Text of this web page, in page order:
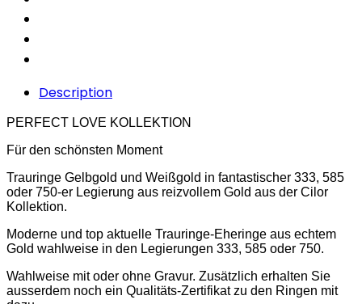
Description
PERFECT LOVE KOLLEKTION
Für den schönsten Moment
Trauringe Gelbgold und Weißgold in fantastischer 333, 585
oder 750-er Legierung aus reizvollem Gold aus der Cilor
Kollektion.
Moderne und top aktuelle Trauringe-Eheringe aus echtem
Gold wahlweise in den Legierungen 333, 585 oder 750.
Wahlweise mit oder ohne Gravur. Zusätzlich erhalten Sie
ausserdem noch ein Qualitäts-Zertifikat zu den Ringen mit